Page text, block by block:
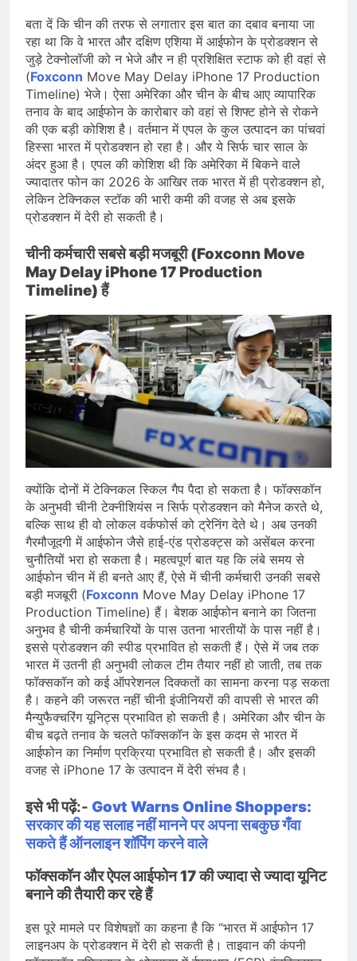
बता दें कि चीन की तरफ से लगातार इस बात का दबाव बनाया जा
रहा था कि वे भारत और दक्षिण एशिया में आईफोन के प्रोडक्शन से
जुड़े टेक्नोलॉजी को न भेजे और न ही प्रशिक्षित स्टाफ को ही वहां से
(Foxconn Move May Delay iPhone 17 Production
Timeline) भेजे। ऐसा अमेरिका और चीन के बीच आए व्यापारिक
तनाव के बाद आईफोन के कारोबार को वहां से शिफ्ट होने से रोकने
की एक बड़ी कोशिश है। वर्तमान में एपल के कुल उत्पादन का पांचवां
हिस्सा भारत में प्रोडक्शन हो रहा है। और ये सिर्फ चार साल के
अंदर हुआ है। एपल की कोशिश थी कि अमेरिका में बिकने वाले
ज्यादातर फोन का 2026 के आखिर तक भारत में ही प्रोडक्शन हो,
लेकिन टेक्निकल स्टॉक की भारी कमी की वजह से अब इसके
प्रोडक्शन में देरी हो सकती है।
चीनी कर्मचारी सबसे बड़ी मजबूरी (Foxconn Move
May Delay iPhone 17 Production
Timeline) हैं
क्योंकि दोनों में टेक्निकल स्किल गैप पैदा हो सकता है। फॉक्सकॉन
के अनुभवी चीनी टेक्नीशियंस न सिर्फ प्रोडक्शन को मैनेज करते थे,
बल्कि साथ ही वो लोकल वर्कफोर्स को ट्रेनिंग देते थे। अब उनकी
गैरमौजूदगी में आईफोन जैसे हाई-एंड प्रोडक्ट्स को असेंबल करना
चुनौतियों भरा हो सकता है। महत्वपूर्ण बात यह कि लंबे समय से
आईफोन चीन में ही बनते आए हैं, ऐसे में चीनी कर्मचारी उनकी सबसे
बड़ी मजबूरी (Foxconn Move May Delay iPhone 17
Production Timeline) हैं। बेशक आईफोन बनाने का जितना
अनुभव है चीनी कर्मचारियों के पास उतना भारतीयों के पास नहीं है।
इससे प्रोडक्शन की स्पीड प्रभावित हो सकती हैं। ऐसे में जब तक
भारत में उतनी ही अनुभवी लोकल टीम तैयार नहीं हो जाती, तब तक
फॉक्सकॉन को कई ऑपरेशनल दिक्कतों का सामना करना पड़ सकता
है। कहने की जरूरत नहीं चीनी इंजीनियरों की वापसी से भारत की
मैन्युफैक्चरिंग यूनिट्स प्रभावित हो सकती है। अमेरिका और चीन के
बीच बढ़ते तनाव के चलते फॉक्सकॉन के इस कदम से भारत में
आईफोन का निर्माण प्रक्रिया प्रभावित हो सकती है। और इसकी
वजह से iPhone 17 के उत्पादन में देरी संभव है।
इसे भी पढ़ें:- Govt Warns Online Shoppers:
सरकार की यह सलाह नहीं मानने पर अपना सबकुछ गँवा
सकते हैं ऑनलाइन शॉपिंग करने वाले
फॉक्सकॉन और ऐपल आईफोन 17 की ज्यादा से ज्यादा यूनिट
बनाने की तैयारी कर रहे हैं
इस पूरे मामले पर विशेषज्ञों का कहना है कि “भारत में आईफोन 17
लाइनअप के प्रोडक्शन में देरी हो सकती है। ताइवान की कंपनी